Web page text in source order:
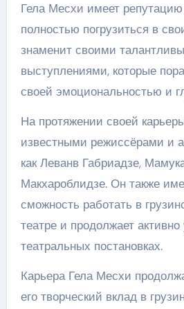
Гела Месхи имеет репутацию
полностью погрузиться в
знаменит своими
выступлениями, которые
своей эмоциональностью и
На протяжении своей
известными режиссёрами и
как Леванв Габриадзе,
Макхароблидзе. Он также
сможность работать в
театре и продолжает активно
театральных постановках.
Карьера Гела Месхи
его творческий вклад в